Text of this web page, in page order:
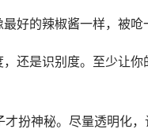
好的辣椒酱一样，被呛
还是识别度。至少让你
才扮神秘。尽量透明化